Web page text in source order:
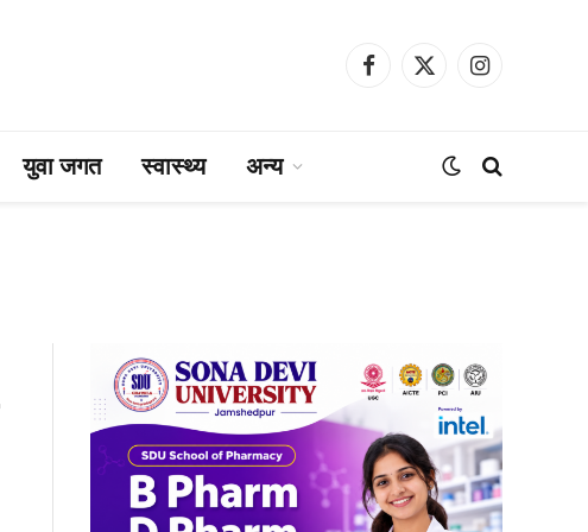
Facebook
X
Instagram
युवा जगत स्वास्थ्य अन्य